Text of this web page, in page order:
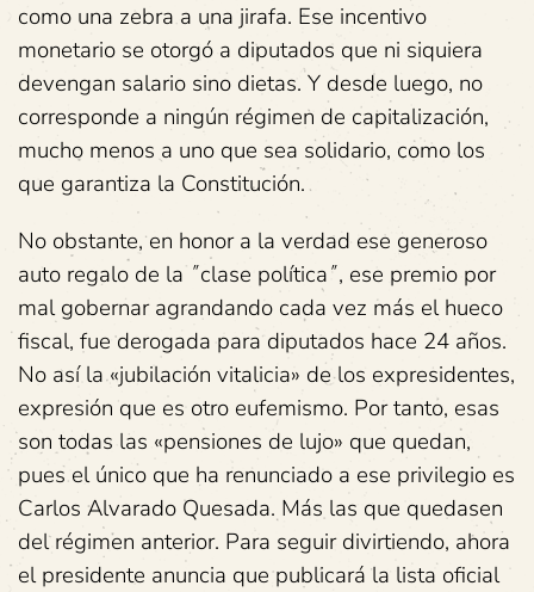
como una zebra a una jirafa. Ese incentivo
monetario se otorgó a diputados que ni siquiera
devengan salario sino dietas. Y desde luego, no
corresponde a ningún régimen de capitalización,
mucho menos a uno que sea solidario, como los
que garantiza la Constitución.
No obstante, en honor a la verdad ese generoso
auto regalo de la ˝clase política˝, ese premio por
mal gobernar agrandando cada vez más el hueco
fiscal, fue derogada para diputados hace 24 años.
No así la «jubilación vitalicia» de los expresidentes,
expresión que es otro eufemismo. Por tanto, esas
son todas las «pensiones de lujo» que quedan,
pues el único que ha renunciado a ese privilegio es
Carlos Alvarado Quesada. Más las que quedasen
del régimen anterior. Para seguir divirtiendo, ahora
el presidente anuncia que publicará la lista oficial